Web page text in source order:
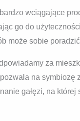
wciągające
go do
może sobie
za
na
gałęzi, na